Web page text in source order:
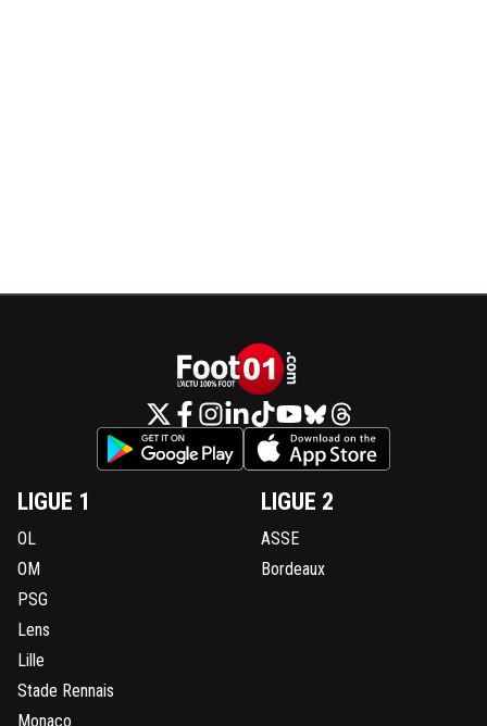
LIGUE 1
OL
OM
PSG
Lens
Lille
Stade Rennais
Monaco
LIGUE 2
ASSE
Bordeaux